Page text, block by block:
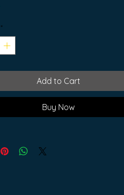
*
Add to Cart
Buy Now